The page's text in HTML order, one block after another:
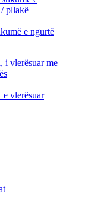
e ngurtë
vlerësuar